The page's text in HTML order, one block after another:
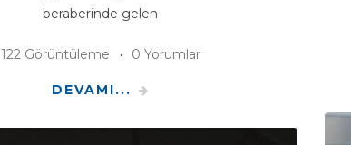
beraberinde gelen
122 Görüntüleme 0 Yorumlar
DEVAMI...